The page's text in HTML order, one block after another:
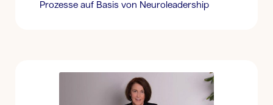
Prozesse auf Basis von Neuroleadership